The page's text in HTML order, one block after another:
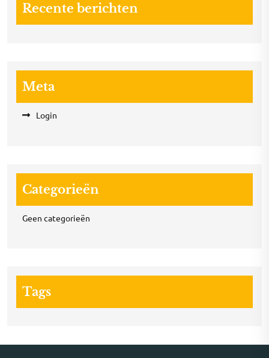
Recente berichten
Meta
Login
Categorieën
Geen categorieën
Tags